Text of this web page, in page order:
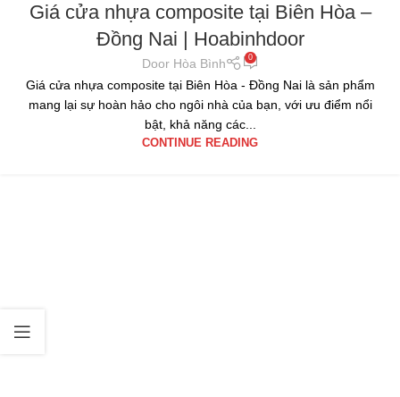
Giá cửa nhựa composite tại Biên Hòa –
Đồng Nai | Hoabinhdoor
Door Hòa Bình 0
Giá cửa nhựa composite tại Biên Hòa - Đồng Nai là sản phẩm
mang lại sự hoàn hảo cho ngôi nhà của bạn, với ưu điểm nổi
bật, khả năng các...
CONTINUE READING